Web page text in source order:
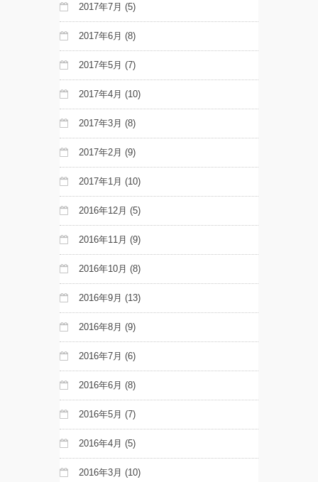
2017年7月 (5)
2017年6月 (8)
2017年5月 (7)
2017年4月 (10)
2017年3月 (8)
2017年2月 (9)
2017年1月 (10)
2016年12月 (5)
2016年11月 (9)
2016年10月 (8)
2016年9月 (13)
2016年8月 (9)
2016年7月 (6)
2016年6月 (8)
2016年5月 (7)
2016年4月 (5)
2016年3月 (10)